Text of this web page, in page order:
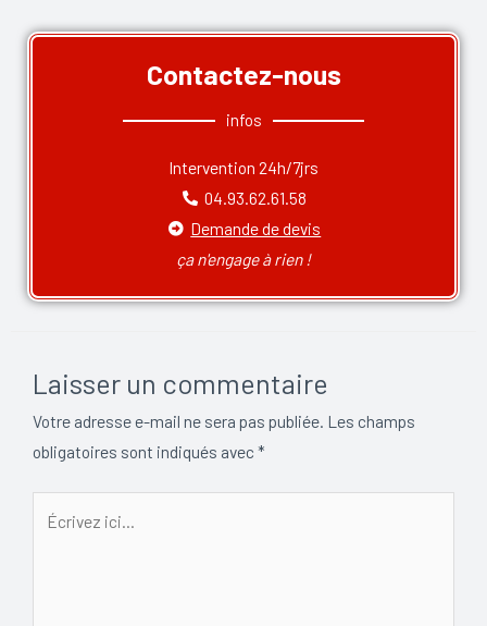
Contactez-nous
infos
Intervention 24h/7jrs
04.93.62.61.58
Demande de devis
ça n'engage à rien !
Laisser un commentaire
Votre adresse e-mail ne sera pas publiée. Les champs
obligatoires sont indiqués avec *